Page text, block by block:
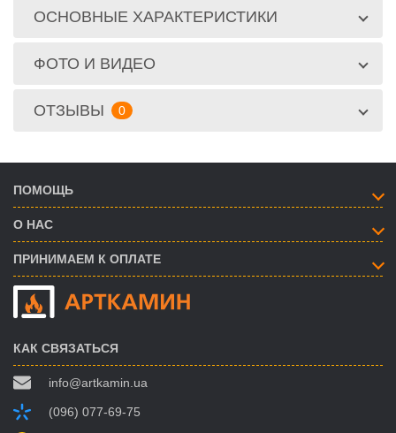
ОСНОВНЫЕ ХАРАКТЕРИСТИКИ
ФОТО И ВИДЕО
ОТЗЫВЫ 0
ПОМОЩЬ
О НАС
ПРИНИМАЕМ К ОПЛАТЕ
КАК СВЯЗАТЬСЯ
info@artkamin.ua
(096) 077-69-75